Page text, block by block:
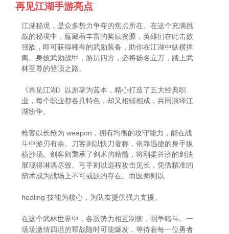
再见江湖手游亮点
江湖秘境，是众多势力争夺的焦点所在。在这个充满挑
战的秘境中，蕴藏着丰富的奖励资源，英雄们在此击败
强敌，即可获得稀有的武勋装备，助你在江湖中纵横捭
阖。身披武勋战甲，游历四方，必将扬名立万，踏上武
林至尊的登顶之路。
《再见江湖》以原著为蓝本，精心打造了五大经典职
业，每个职业都各具特色，却又相辅相成，共同演绎江
湖纷争。
枪客以长枪为 weapon，拥有均衡的攻守能力，能在战
斗中游刃有余。刀客则以快刀著称，依靠迅捷的身手纵
横沙场。剑客则秉承了剑术的精髓，将刚柔并济的剑法
展现得淋漓尽致。弓手则以远程攻击见长，凭借精准的
箭术成为战场上不可或缺的存在。而医师则以
healing 技能为核心，为队友提供强力支援。
在这个武林世界中，各派势力相互制衡，明争暗斗。一
场场激情四溢的帮战随时可能爆发，等待着每一位勇者